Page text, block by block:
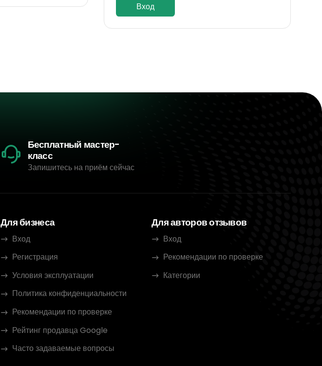
Вход
Бесплатный мастер-
класс
Запишитесь на приём сейчас
Для бизнеса
Вход
Регистрация
Условия эксплуатации
Политика конфиденциальности
Рекомендации по проверке
Рейтинг продавца Google
Часто задаваемые вопросы
Для авторов отзывов
Вход
Рекомендации по проверке
Категории